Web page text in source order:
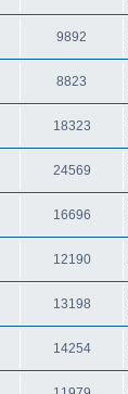
9892
8823
18323
24569
16696
12190
13198
14254